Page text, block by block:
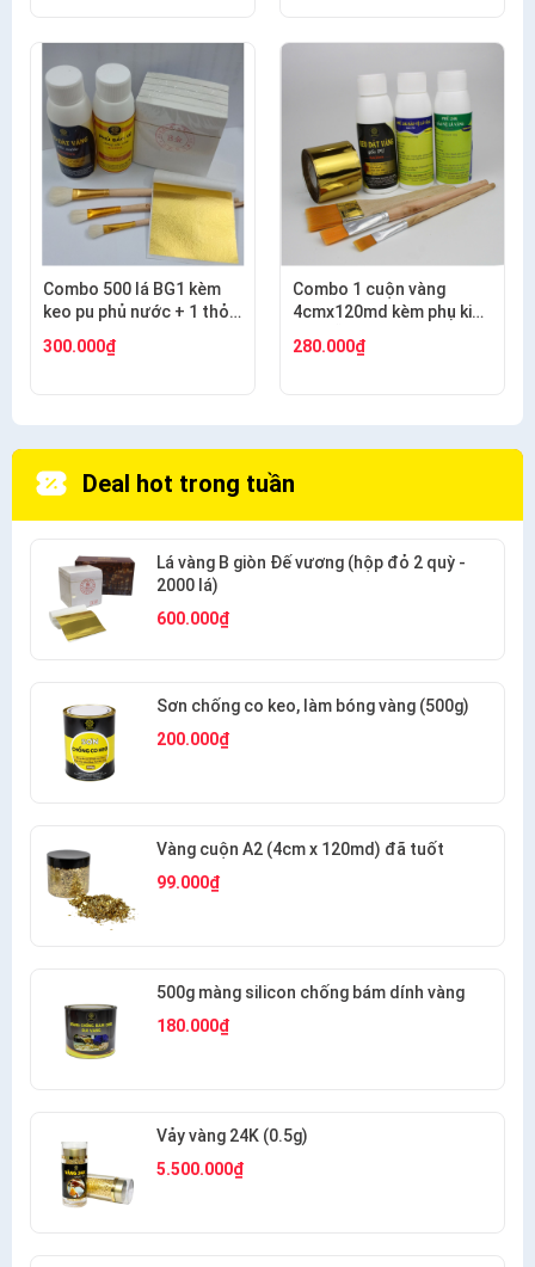
Combo 500 lá BG1 kèm
keo pu phủ nước + 1 thỏ
300.000₫
Combo 1 cuộn vàng
4cmx120md kèm phụ kiện
280.000₫
Deal hot trong tuần
Lá vàng B giòn Đế vương (hộp đỏ 2 quỳ -
2000 lá)
600.000₫
Sơn chống co keo, làm bóng vàng (500g)
200.000₫
Vàng cuộn A2 (4cm x 120md) đã tuốt
99.000₫
500g màng silicon chống bám dính vàng
180.000₫
Vảy vàng 24K (0.5g)
5.500.000₫